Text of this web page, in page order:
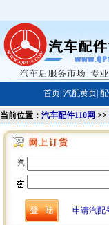
首页| 汽配黄页|
当前位置： 汽车配件110网 >>
申请汽配